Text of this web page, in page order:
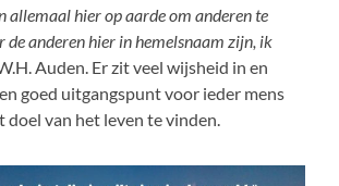
allemaal hier op aarde om anderen te
de anderen hier in hemelsnaam zijn, ik
Auden. Er zit veel wijsheid in en
goed uitgangspunt voor ieder mens
doel van het leven te vinden.